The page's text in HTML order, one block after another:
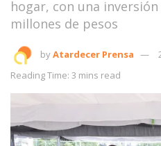
hogar, con una
millones de pesos
byAtardecer Prensa
Reading Time: 3 mins read